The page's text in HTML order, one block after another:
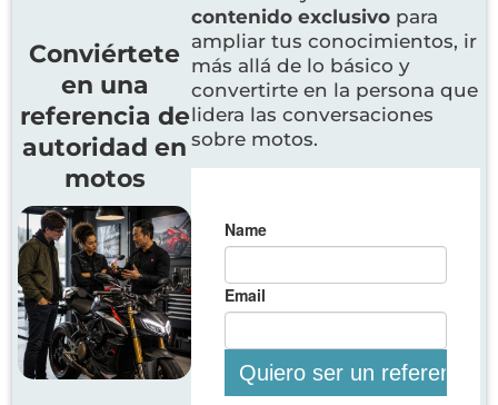
Conviértete
en una
referencia de
autoridad en
motos
contenido exclusivo para
ampliar tus conocimientos, ir
más allá de lo básico y
convertirte en la persona que
lidera las conversaciones
sobre motos.